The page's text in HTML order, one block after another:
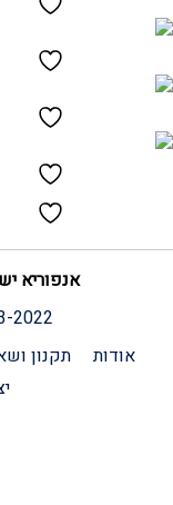
אנפוריא
2022
אודות
תקנון